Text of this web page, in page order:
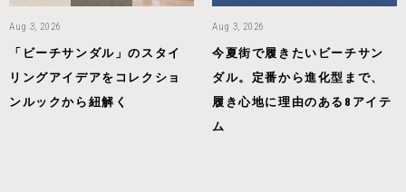
Aug 3, 2026
「ビーチサンダル」のスタイ
リングアイデアをコレクショ
ンルックから紐解く
Aug 3, 2026
今夏街で履きたいビーチサン
ダル。定番から進化型まで、
履き心地に理由のある8アイテ
ム